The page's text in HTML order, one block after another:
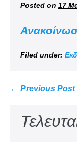
Posted on 17
Filed under:
← Previous Post